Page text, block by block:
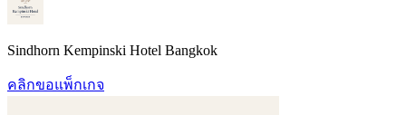
Sindhorn Kempinski Hotel Bangkok
คลิกขอแพ็กเกจ